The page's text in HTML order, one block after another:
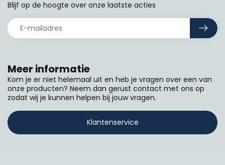
Meer informatie
Kom je er niet helemaal uit en heb je vragen over een van
onze producten? Neem dan gerust contact met ons op
zodat wij je kunnen helpen bij jouw vragen.
Klantenservice
Blijf op de hoogte over onze laatste acties